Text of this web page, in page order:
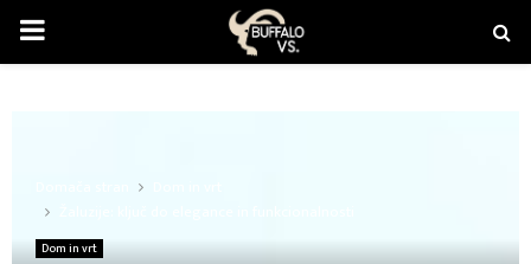
PRIMARY
Dom in vrt